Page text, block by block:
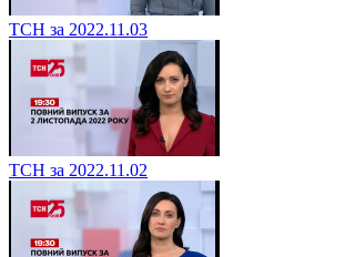
ТСН за 2022.11.03
ТСН за 2022.11.02